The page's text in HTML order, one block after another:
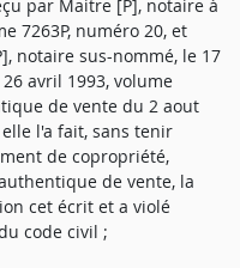
par Maitre [P], notaire à
7263P, numéro 20, et
notaire sus-nommé, le 17
avril 1993, volume
de vente du 2 aout
l'a fait, sans tenir
de copropriété,
de vente, la
cet écrit et a violé
code civil ;